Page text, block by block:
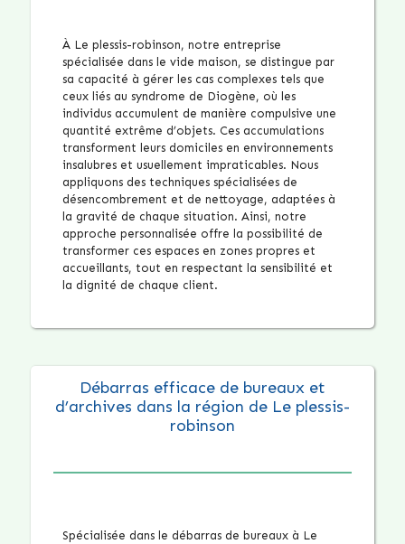
À Le plessis-robinson, notre entreprise
spécialisée dans le vide maison, se distingue par
sa capacité à gérer les cas complexes tels que
ceux liés au syndrome de Diogène, où les
individus accumulent de manière compulsive une
quantité extrême d’objets. Ces accumulations
transforment leurs domiciles en environnements
insalubres et usuellement impraticables. Nous
appliquons des techniques spécialisées de
désencombrement et de nettoyage, adaptées à
la gravité de chaque situation. Ainsi, notre
approche personnalisée offre la possibilité de
transformer ces espaces en zones propres et
accueillants, tout en respectant la sensibilité et
la dignité de chaque client.
Débarras efficace de bureaux et
d’archives dans la région de Le plessis-
robinson
Spécialisée dans le débarras de bureaux à Le